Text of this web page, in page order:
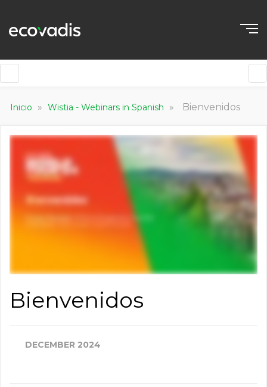
Inicio » Wistia - Webinars in Spanish » Bienvenidos
Bienvenidos
DECEMBER 2024